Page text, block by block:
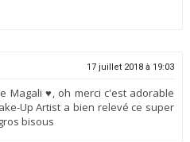
17 juillet 2018 à 19:03
Magali ♥, oh merci c'est adorable
Up Artist a bien relevé ce super
bisous